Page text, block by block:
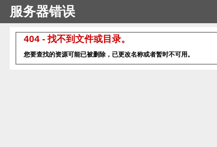
服务器错误
404 - 找不到文件或目录。
您要查找的资源可能已被删除，已更改名称或者暂时不可用。